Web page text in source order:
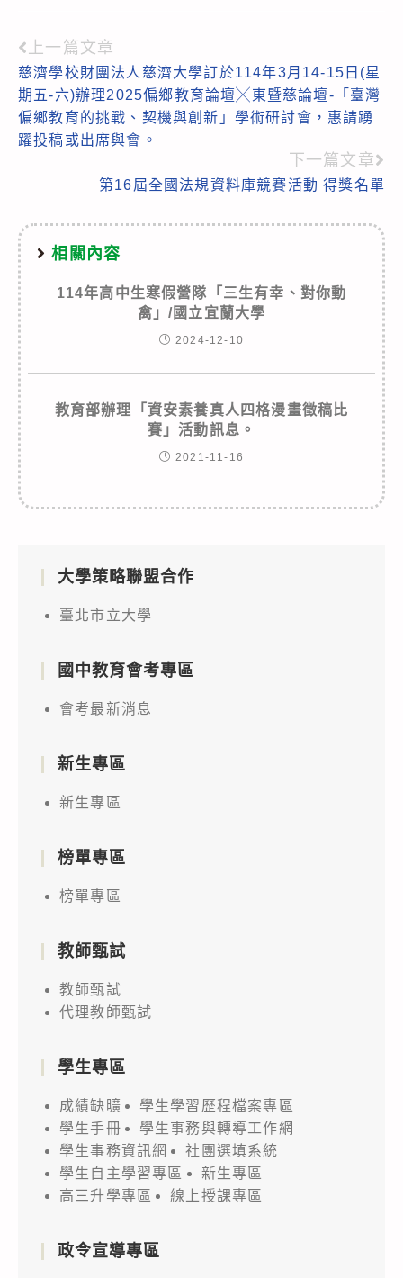
Read
more
articles
上一篇文章
慈濟學校財團法人慈濟大學訂於114年3月14-15日(星
期五-六)辦理2025偏鄉教育論壇╳東暨慈論壇-「臺灣
偏鄉教育的挑戰、契機與創新」學術研討會，惠請踴
躍投稿或出席與會。
下一篇文章
第16屆全國法規資料庫競賽活動 得獎名單
相關內容
114年高中生寒假營隊「三生有幸、對你動
禽」/國立宜蘭大學
2024-12-10
教育部辦理「資安素養真人四格漫畫徵稿比
賽」活動訊息。
2021-11-16
大學策略聯盟合作
臺北市立大學
國中教育會考專區
會考最新消息
新生專區
新生專區
榜單專區
榜單專區
教師甄試
教師甄試
代理教師甄試
學生專區
成績缺曠
學生學習歷程檔案專區
學生手冊
學生事務與轉導工作網
學生事務資訊網
社團選填系統
學生自主學習專區
新生專區
高三升學專區
線上授課專區
政令宣導專區